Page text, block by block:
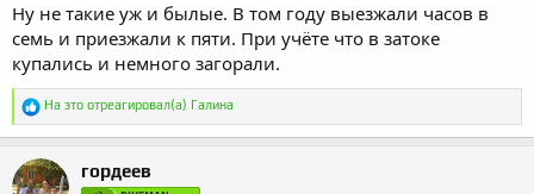
Ну не такие уж и былые. В том году выезжали часов в
семь и приезжали к пяти. При учёте что в затоке
купались и немного загорали.
Р
а
к
ц
На это отреагировал(а) Галина
гордеев